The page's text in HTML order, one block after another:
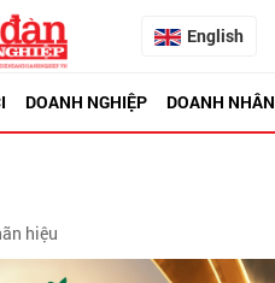
English
DOANH NGHIỆP DOANH NHÂN
hiệu